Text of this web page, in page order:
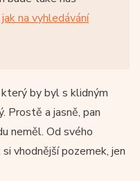
jak na vyhledávání
by byl s klidným
Prostě a jasně, pan
neměl. Od svého
vhodnější pozemek, jen